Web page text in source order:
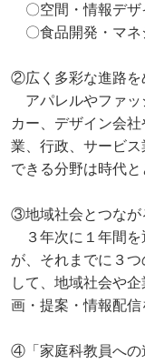
〇空間・情報デザ
〇食品開発・マネ
②広く多彩な進路を
アパレルやファッ
カー、デザイン会
業、行政、サービ
できる分野は時代と
③地域社会とつなが
３年次に１年間を
が、それまでに３
して、地域社会や
画・提案・情報配信
④「家庭科教員への